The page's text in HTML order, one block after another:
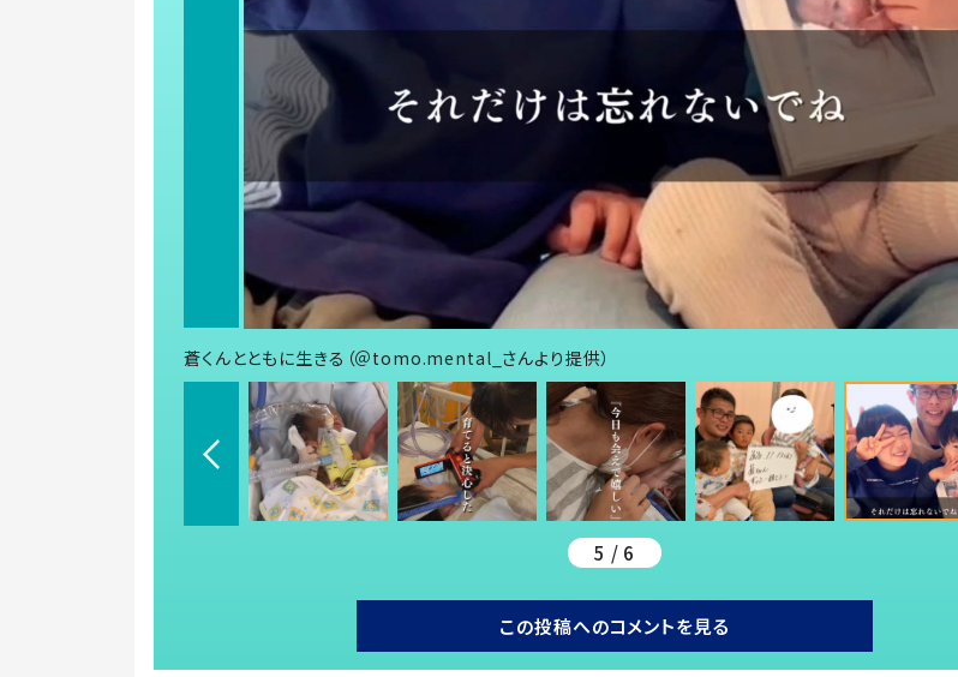
蒼くんとともに生きる（＠tomo.mental_さんより提供）
5 / 6
この投稿へのコメントを見る